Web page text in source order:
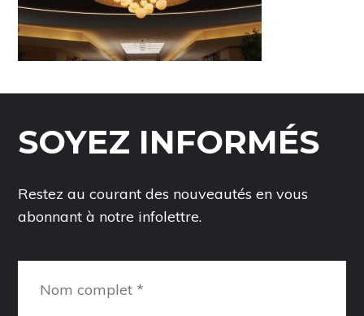
SOYEZ INFORMÉS
Restez au courant des nouveautés en vous
abonnant à notre infolettre.